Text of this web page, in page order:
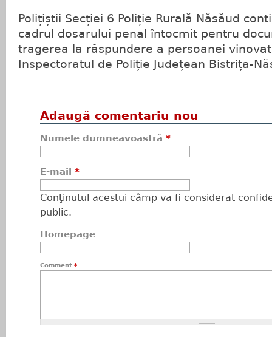
Polițiștii Secției 6 Poliție Rurală Năsăud
cadrul dosarului penal întocmit pentru
tragerea la răspundere a persoanei
Inspectoratul de Poliție Județean Bistrița-
Adaugă comentariu nou
Numele dumneavoastră *
E-mail *
Conţinutul acestui câmp va fi considerat
public.
Homepage
Comment *